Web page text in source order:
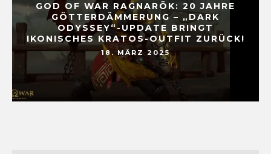
GOD OF WAR RAGNARÖK: 20 JAHRE
GÖTTERDÄMMERUNG – „DARK
ODYSSEY“-UPDATE BRINGT
IKONISCHES KRATOS-OUTFIT ZURÜCK!
18. MÄRZ 2025